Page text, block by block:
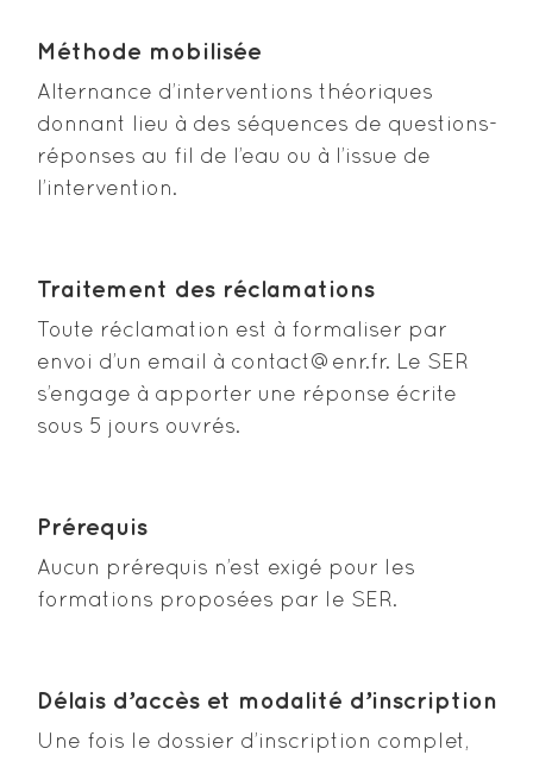
Méthode mobilisée
Alternance d’interventions théoriques
donnant lieu à des séquences de questions-
réponses au fil de l’eau ou à l’issue de
l’intervention.
Traitement des réclamations
Toute réclamation est à formaliser par
envoi d’un email à contact@enr.fr. Le SER
s’engage à apporter une réponse écrite
sous 5 jours ouvrés.
Prérequis
Aucun prérequis n’est exigé pour les
formations proposées par le SER.
Délais d’accès et modalité d’inscription
Une fois le dossier d’inscription complet,